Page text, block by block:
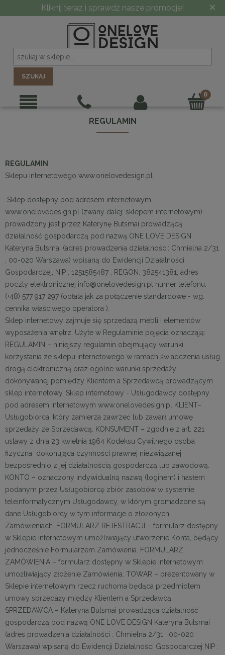
Kliknij teraz i sprawdź nasze promocje! ×
SZUKAJ
REGULAMIN
REGULAMIN
Sklepu internetowego www.onelovedesign.pl
Sklep dostępny pod adresem internetowym
www.onelovedesign.pl (zwany dalej: sklepem internetowym)
prowadzony jest przez Katerynę Butsmai prowadzącą
działalność gospodarczą pod nazwą ONE LOVE DESIGN
Kateryna Butsmai (adres prowadzenia działalności: Chmielna 2/31
, 00-020 Warszawa) wpisaną do Ewidencji Działalności
Gospodarczej, NIP : 1251585487
, REGON: 382541381; adres
poczty elektronicznej info@onelovedesign.pl numer telefonu:
(+48) 577 917 297 (opłata jak za połączenie standardowe - wg.
cennika właściwego operatora ).
Sklep internetowy zajmuje się sprzedażą mebli i elementów
wyposażenia wnętrz. Użyte w Regulaminie pojęcia oznaczają:
REGULAMIN – niniejszy regulamin obejmujący warunki
korzystania ze sklepu internetowego w ramach świadczenia usług
drogą elektroniczną oraz ogólne warunki sprzedaży
dokonywanej pomiędzy Klientem a Sprzedawcą prowadzącym
sklep internetowy. Sklep internetowy - Usługodawcy dostępny
pod adresem internetowym www.onelovedesign.pl KLIENT–
Usługobiorca, który zamierza zawrzeć lub zawarł umowę
sprzedaży ze Sprzedawcą. KONSUMENT – zgodnie z art. 221
ustawy z dnia 23 kwietnia 1964 Kodeksu Cywilnego osoba
fizyczna dokonująca czynności prawnej niezwiązanej
bezpośrednio z jej działalnością gospodarczą lub zawodową.
KONTO – oznaczony indywidualną nazwą (loginem) i hasłem
podanym przez Usługobiorcę zbiór zasobów w systemie
teleinformatycznym Usługodawcy, w którym gromadzone są
dane Usługobiorcy w tym informacje o złożonych
Zamówieniach. FORMULARZ REJESTRACJI – formularz dostępny
w Sklepie internetowym umożliwiający utworzenie Konta, będący
jednocześnie Formularzem Zamówienia. FORMULARZ
ZAMÓWIENIA – formularz dostępny w Sklepie internetowym
umożliwiający złożenie Zamówienia. TOWAR – prezentowany w
Sklepie internetowym rzecz ruchoma będąca przedmiotem
umowy sprzedaży między Klientem a Sprzedawcą.
SPRZEDAWCA – Kateryna Butsmai prowadząca działalność
gospodarczą pod nazwą ONE LOVE DESIGN Kateryna Butsmai
(adres prowadzenia działalności : Chmielna 2/31 , 00-020
Warszawa) wpisaną do Ewidencji Działalności Gospodarczej NIP :